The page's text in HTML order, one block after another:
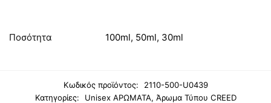
Ποσότητα 100ml, 50ml, 30ml
Κωδικός προϊόντος:
2110-500-U0439
Κατηγορίες:
Unisex ΑΡΩΜΑΤΑ, Άρωμα Τύπου CREED